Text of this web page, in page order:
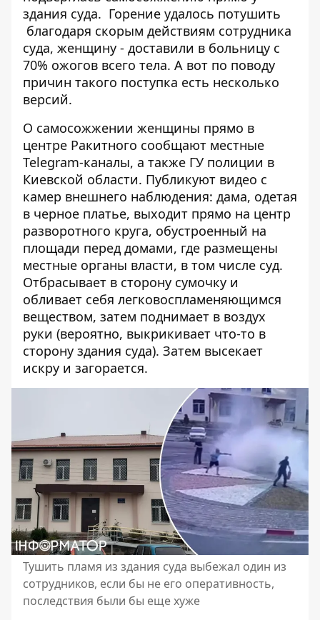
здания суда. Горение удалось потушить
благодаря скорым действиям сотрудника
суда, женщину - доставили в больницу с
70% ожогов всего тела. А вот по поводу
причин такого поступка есть несколько
версий.
О самосожжении женщины прямо в
центре Ракитного сообщают местные
Telegram-каналы, а также ГУ полиции в
Киевской области. Публикуют видео с
камер внешнего наблюдения: дама, одетая
в черное платье, выходит прямо на центр
разворотного круга, обустроенный на
площади перед домами, где размещены
местные органы власти, в том числе суд.
Отбрасывает в сторону сумочку и
обливает себя легковоспламеняющимся
веществом, затем поднимает в воздух
руки (вероятно, выкрикивает что-то в
сторону здания суда). Затем высекает
искру и загорается.
Тушить пламя из здания суда выбежал один из
сотрудников, если бы не его оперативность,
последствия были бы еще хуже